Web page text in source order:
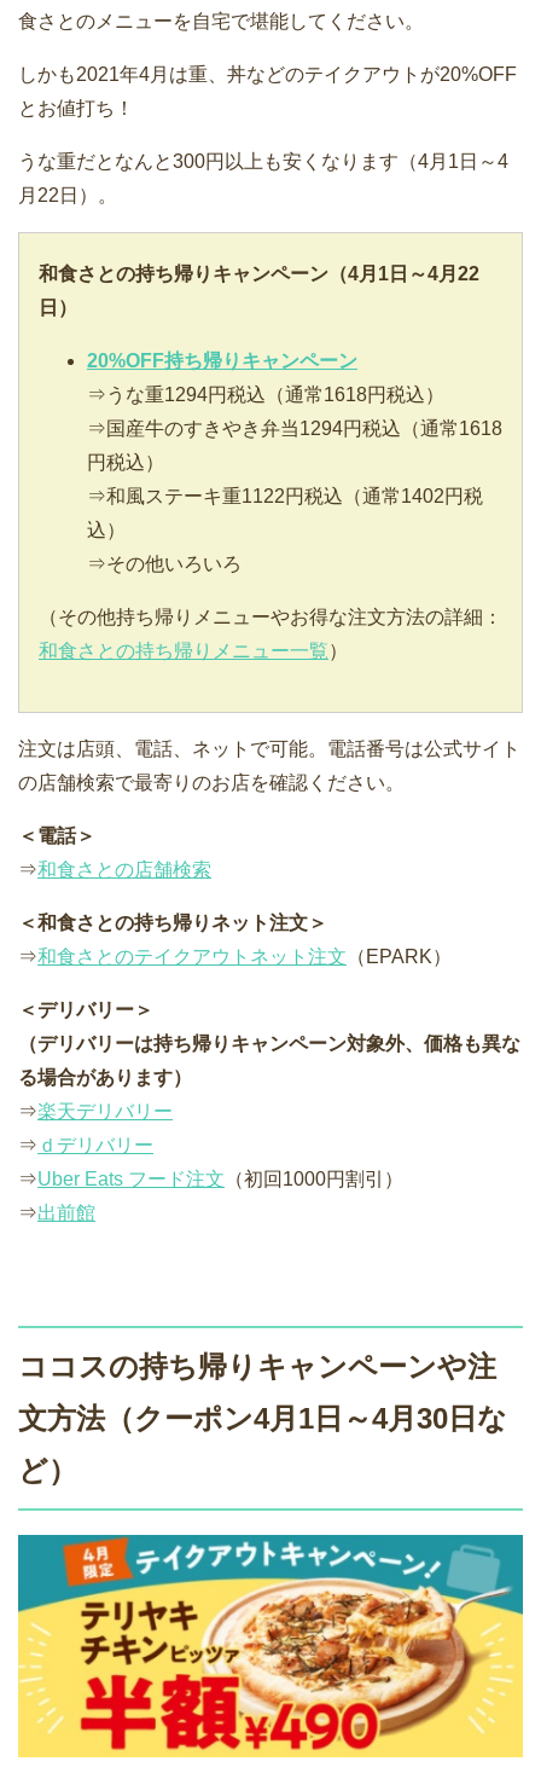
食さとのメニューを自宅で堪能してください。
しかも2021年4月は重、丼などのテイクアウトが20%OFF
とお値打ち！
うな重だとなんと300円以上も安くなります（4月1日～4
月22日）。
和食さとの持ち帰りキャンペーン（4月1日～4月22
日）
20%OFF持ち帰りキャンペーン
⇒うな重1294円税込（通常1618円税込）
⇒国産牛のすきやき弁当1294円税込（通常1618
円税込）
⇒和風ステーキ重1122円税込（通常1402円税
込）
⇒その他いろいろ
（その他持ち帰りメニューやお得な注文方法の詳細：
和食さとの持ち帰りメニュー一覧）
注文は店頭、電話、ネットで可能。電話番号は公式サイト
の店舗検索で最寄りのお店を確認ください。
＜電話＞
⇒和食さとの店舗検索
＜和食さとの持ち帰りネット注文＞
⇒和食さとのテイクアウトネット注文 （EPARK）
＜デリバリー＞
（デリバリーは持ち帰りキャンペーン対象外、価格も異な
る場合があります）
⇒楽天デリバリー
⇒ ｄデリバリー
⇒Uber Eats フード注文 （初回1000円割引）
⇒出前館
ココスの持ち帰りキャンペーンや注
文方法（クーポン4月1日～4月30日な
ど）